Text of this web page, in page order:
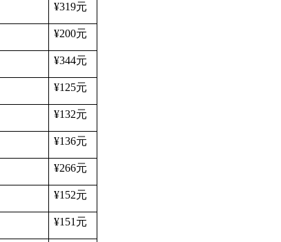
¥319元
¥200元
¥344元
¥125元
¥132元
¥136元
¥266元
¥152元
¥151 元